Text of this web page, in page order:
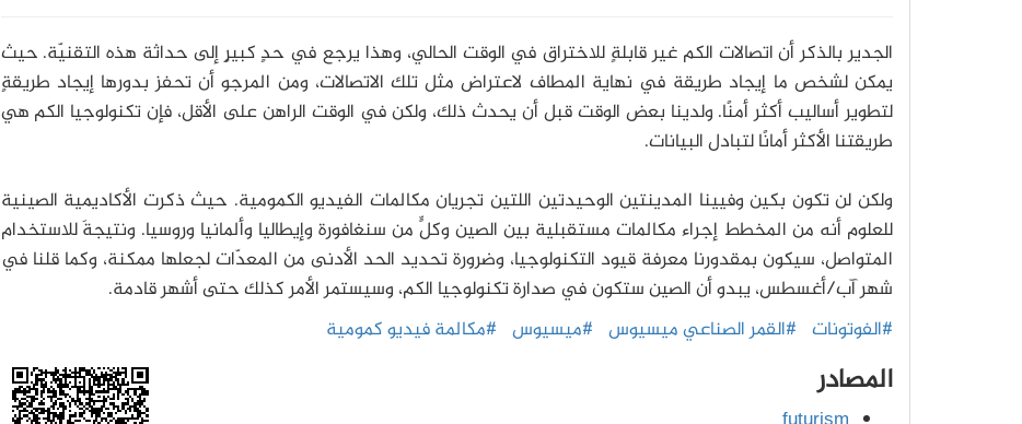
الجدير بالذكر أن اتصالات الكم غير قابلةٍ للاختراق في الوقت الحالي، وهذا يرجع في حدٍ كبيرٍ إلى حداثة هذه التقنيّة. حيث
يمكن لشخص ما إيجاد طريقة في نهاية المطاف لاعتراض مثل تلك الاتصالات، ومن المرجو أن تحفز بدورها إيجاد طريقةٍ
لتطوير أساليب أكثر أمنًا. ولدينا بعض الوقت قبل أن يحدث ذلك، ولكن في الوقت الراهن على الأقل، فإن تكنولوجيا الكم هي
طريقتنا الأكثر أمانًا لتبادل البيانات.
ولكن لن تكون بكين وفيينا المدينتين الوحيدتين اللتين تجريان مكالمات الفيديو الكمومية. حيث ذكرت الأكاديمية الصينية
للعلوم أنه من المخطط إجراء مكالمات مستقبلية بين الصين وكلٍّ من سنغافورة وإيطاليا وألمانيا وروسيا. ونتيجةَ للاستخدام
المتواصل، سيكون بمقدورنا معرفة قيود التكنولوجيا، وضرورة تحديد الحد الأدنى من المعدّات لجعلها ممكنة، وكما قلنا في
شهر آب/أغسطس، يبدو أن الصين ستكون في صدارة تكنولوجيا الكم، وسيستمر الأمر كذلك حتى أشهر قادمة.
#الفوتونات #القمر الصناعي ميسيوس #ميسيوس #مكالمة فيديو كمومية
المصادر